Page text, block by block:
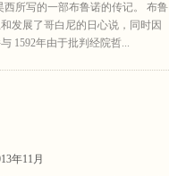
西所写的一部布鲁诺的传记。 布鲁
发展了哥白尼的日心说，同时因
1592年由于批判经院哲...
年11月